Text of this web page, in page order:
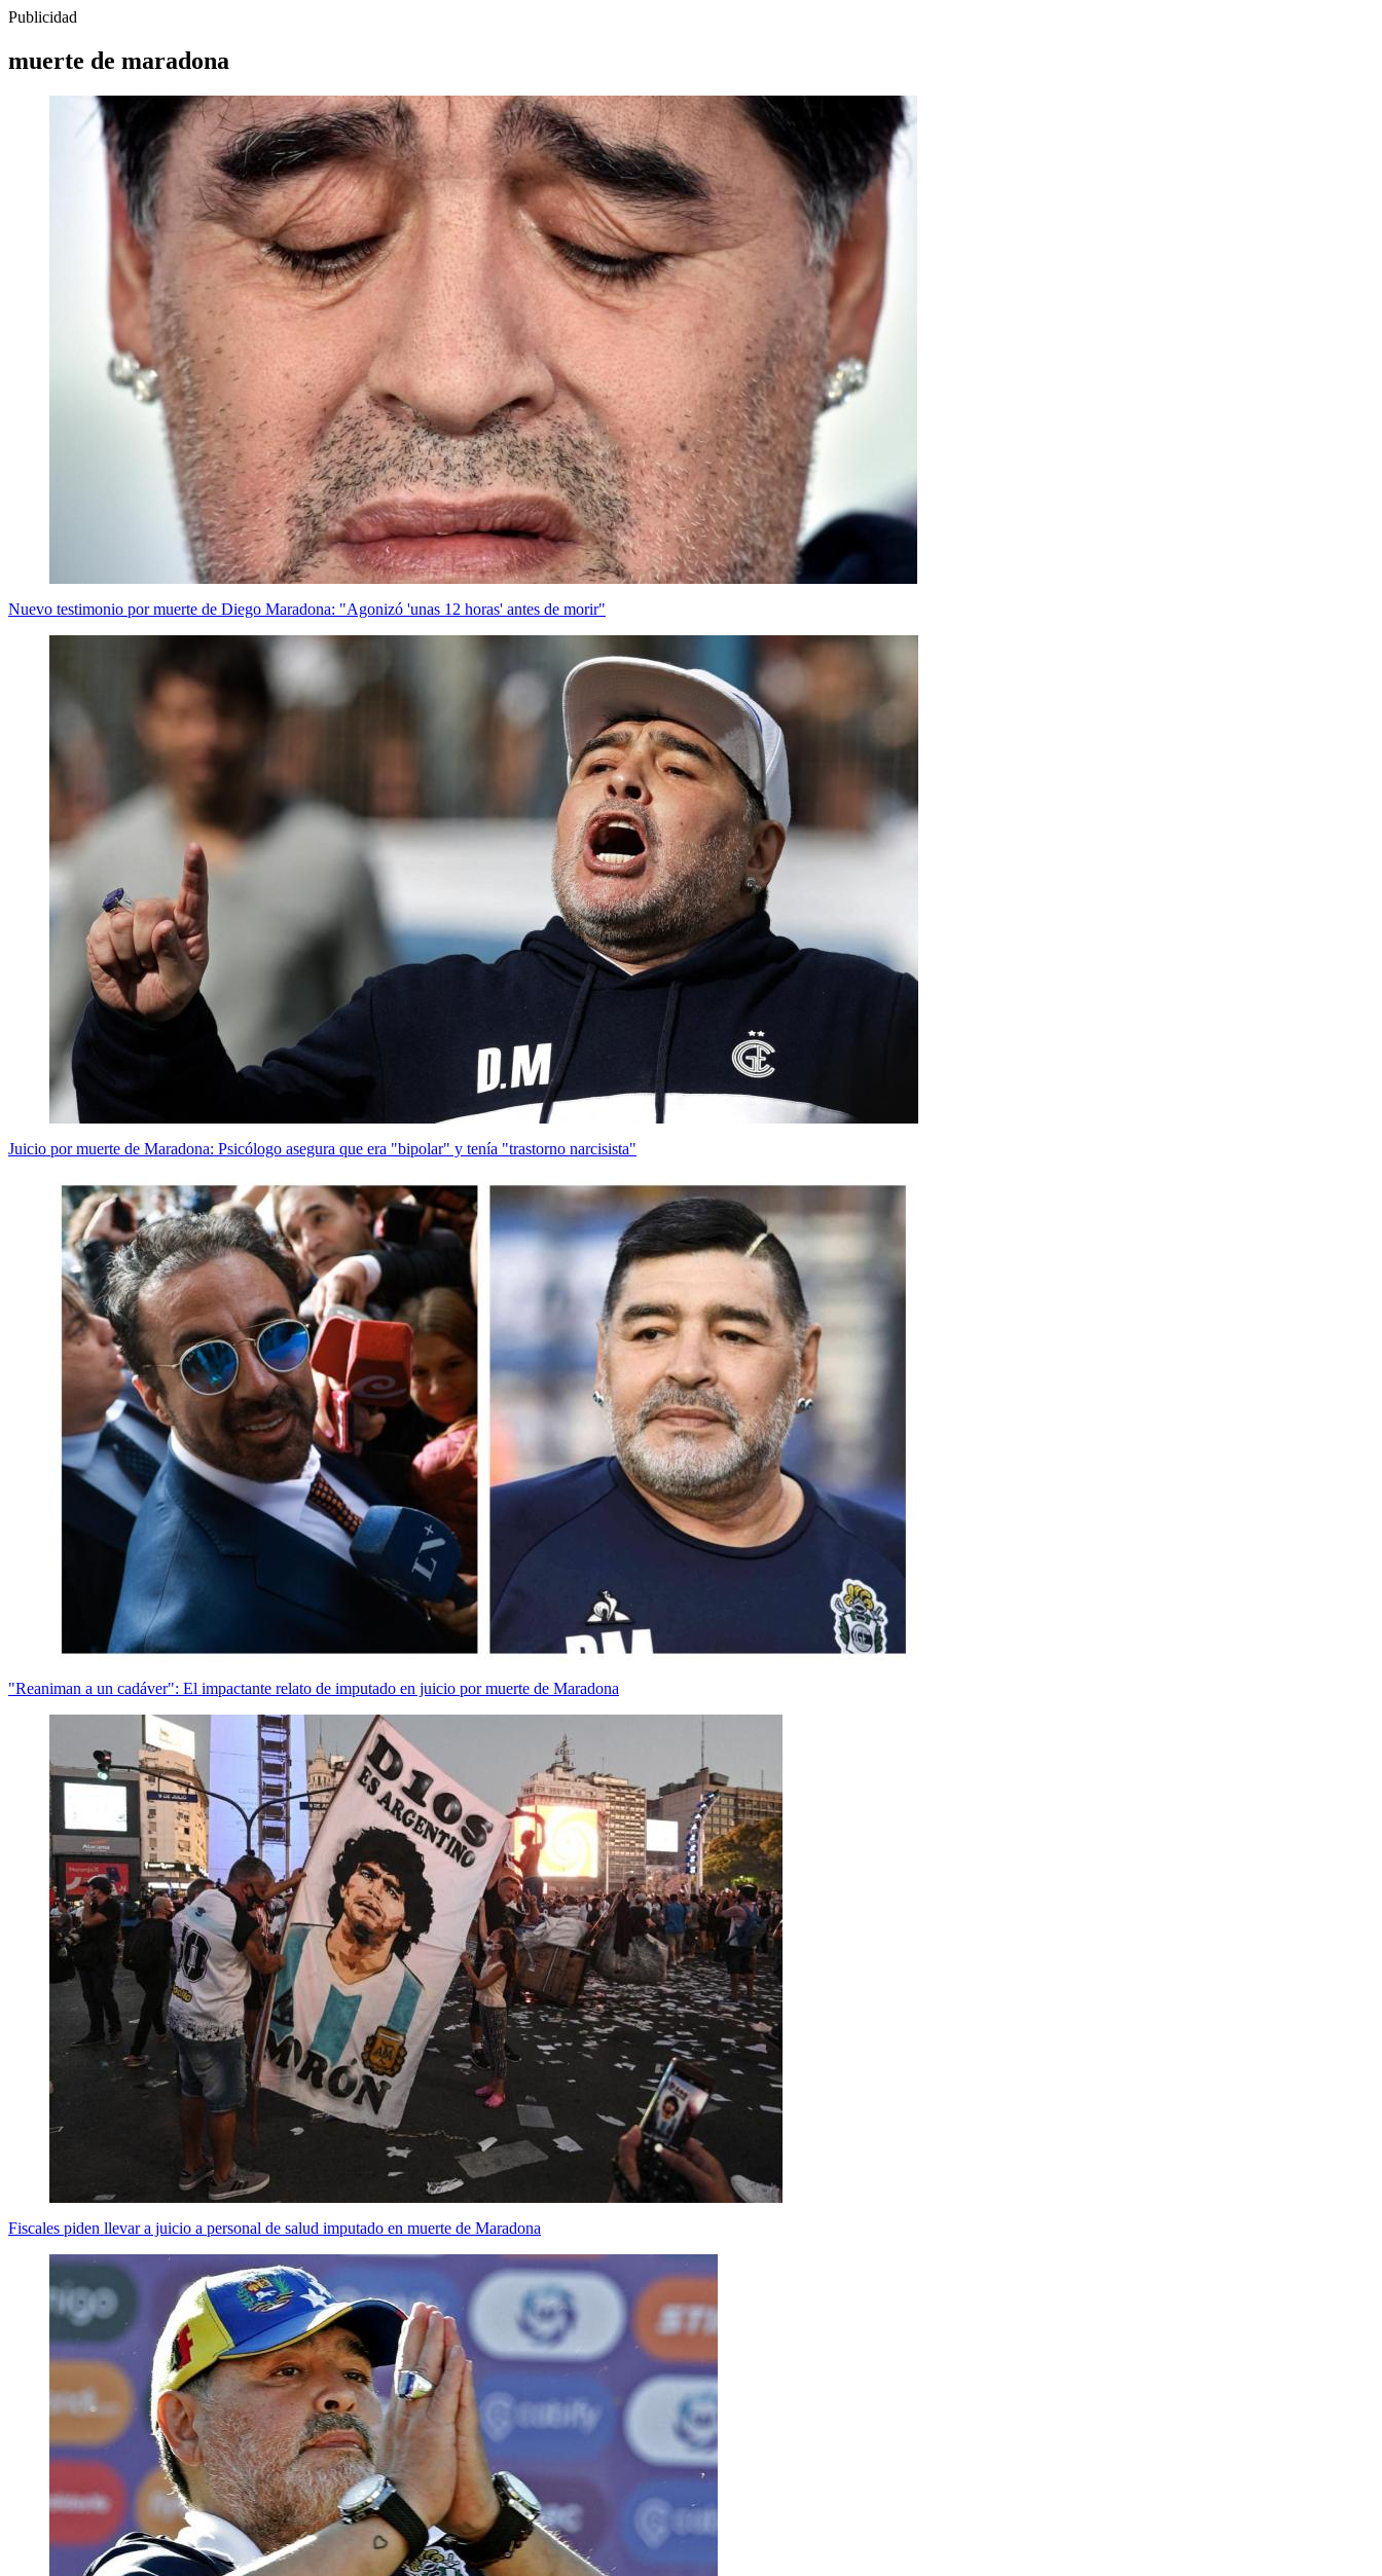
Publicidad
muerte de maradona
Nuevo testimonio por muerte de Diego Maradona: "Agonizó 'unas 12 horas' antes de morir"
Juicio por muerte de Maradona: Psicólogo asegura que era "bipolar" y tenía "trastorno narcisista"
"Reaniman a un cadáver": El impactante relato de imputado en juicio por muerte de Maradona
Fiscales piden llevar a juicio a personal de salud imputado en muerte de Maradona